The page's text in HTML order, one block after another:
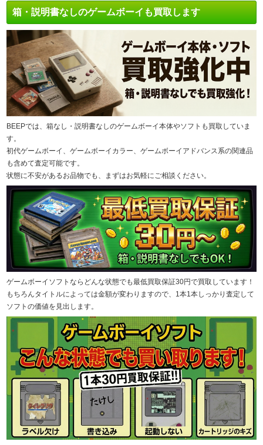
箱・説明書なしのゲームボーイも買取します
BEEPでは、箱なし・説明書なしのゲームボーイ本体やソフトも買取していま
す。
初代ゲームボーイ、ゲームボーイカラー、ゲームボーイアドバンス系の関連品
も含めて査定可能です。
状態に不安があるお品物でも、まずはお気軽にご相談ください。
ゲームボーイソフトならどんな状態でも最低買取保証30円で買取しています！
もちろんタイトルによっては金額が変わりますので、1本1本しっかり査定して
ソフトの価値を見出します。